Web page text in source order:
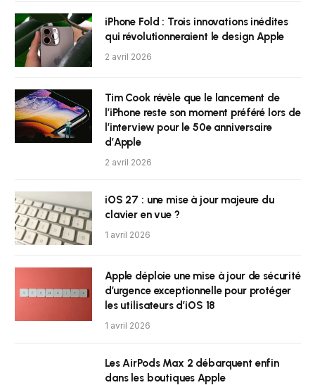
iPhone Fold : Trois innovations inédites
qui révolutionneraient le design Apple
2 avril 2026
Tim Cook révèle que le lancement de
l’iPhone reste son moment préféré lors de
l’interview pour le 50e anniversaire
d’Apple
2 avril 2026
iOS 27 : une mise à jour majeure du
clavier en vue ?
1 avril 2026
Apple déploie une mise à jour de sécurité
d’urgence exceptionnelle pour protéger
les utilisateurs d’iOS 18
1 avril 2026
Les AirPods Max 2 débarquent enfin
dans les boutiques Apple